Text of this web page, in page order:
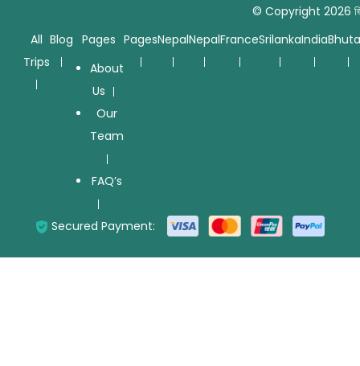
© Copyright 2026
All
Trips
Blog Pages
About
Us
Our
Team
FAQ’s
PagesNepalNepalFranceSrilankaIndia
Secured Payment: